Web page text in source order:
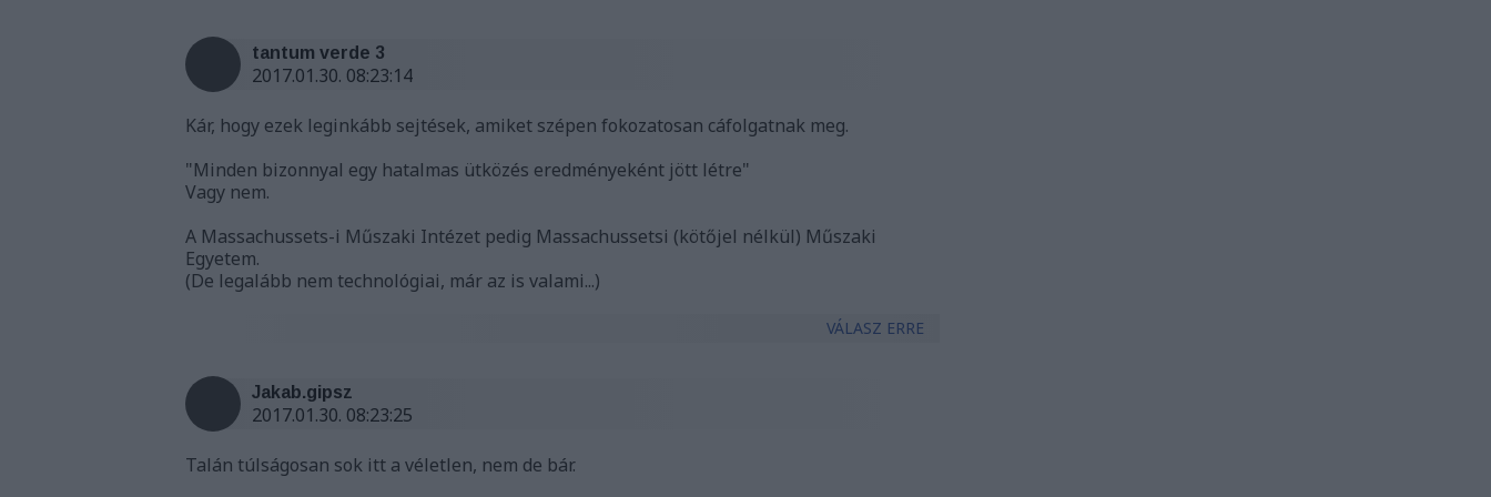
tantum verde 3
2017.01.30. 08:23:14
Kár, hogy ezek leginkább sejtések, amiket szépen fokozatosan cáfolgatnak meg.
"Minden bizonnyal egy hatalmas ütközés eredményeként jött létre"
Vagy nem.
A Massachussets-i Műszaki Intézet pedig Massachussetsi (kötőjel nélkül) Műszaki
Egyetem.
(De legalább nem technológiai, már az is valami...)
VÁLASZ ERRE
Jakab.gipsz
2017.01.30. 08:23:25
Talán túlságosan sok itt a véletlen, nem de bár.